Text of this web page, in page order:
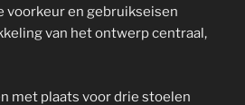
voorkeur en gebruikseisen
van het ontwerp centraal,
met plaats voor drie stoelen